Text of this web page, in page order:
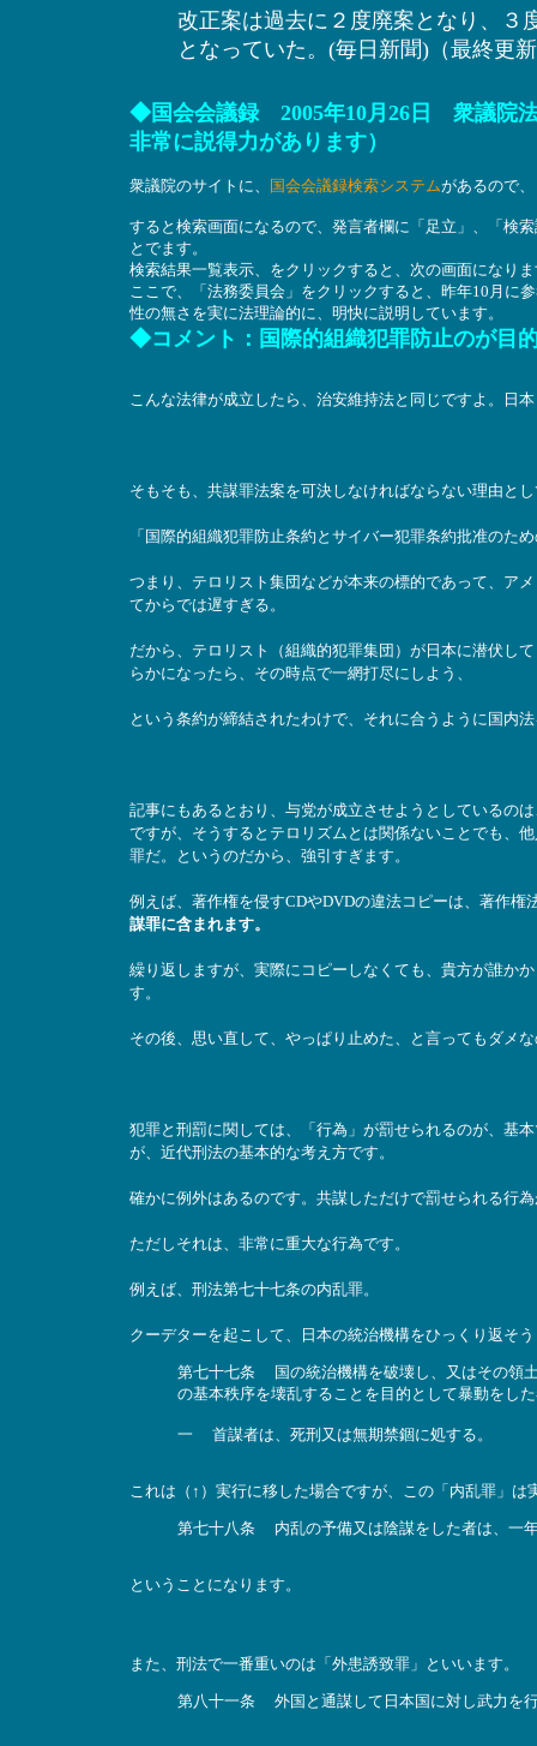
改正案は過去に２度廃案となり、３
となっていた。(毎日新聞)（最終
◆国会会議録 2005年10月26日 衆議院
非常に説得力があります）
衆議院のサイトに、 国会会議録検索システムがあるので
すると検索画面になるので、発言者欄に「足立」、「検
とでます。
検索結果一覧表示、をクリックすると、次の画面になり
ここで、「法務委員会」をクリックすると、昨年10月に
性の無さを実に法理論的に、明快に説明しています。
◆コメント：国際的組織犯罪防止のが目
こんな法律が成立したら、治安維持法と同じですよ。日
そもそも、共謀罪法案を可決しなければならない理由と
「国際的組織犯罪防止条約とサイバー犯罪条約批准のた
つまり、テロリスト集団などが本来の標的であって、ア
てからでは遅すぎる。
だから、テロリスト（組織的犯罪集団）が日本に潜伏し
らかになったら、その時点で一網打尽にしよう、
という条約が締結されたわけで、それに合うように国内
記事にもあるとおり、与党が成立させようとしているの
ですが、そうするとテロリズムとは関係ないことでも、
罪だ。というのだから、強引すぎます。
例えば、著作権を侵すCDやDVDの違法コピーは、著作権
謀罪に含まれます。
繰り返しますが、実際にコピーしなくても、貴方が誰か
す。
その後、思い直して、やっぱり止めた、と言ってもダメ
犯罪と刑罰に関しては、「行為」が罰せられるのが、基
が、近代刑法の基本的な考え方です。
確かに例外はあるのです。共謀しただけで罰せられる行
ただしそれは、非常に重大な行為です。
例えば、刑法第七十七条の内乱罪。
クーデターを起こして、日本の統治機構をひっくり返そ
第七十七条 国の統治機構を破壊し、又はその領
の基本秩序を壊乱することを目的として暴動をし
一 首謀者は、死刑又は無期禁錮に処する。
これは（↑）実行に移した場合ですが、この「内乱罪」
第七十八条 内乱の予備又は陰謀をした者は、一
ということになります。
また、刑法で一番重いのは「外患誘致罪」といいます。
第八十一条 外国と通謀して日本国に対し武力を